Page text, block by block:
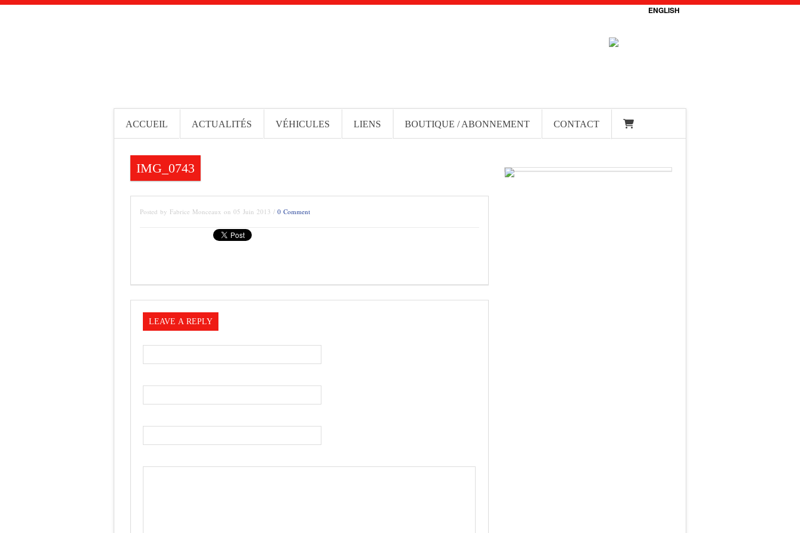
ENGLISH
ACCUEIL ACTUALITÉS VÉHICULES LIENS BOUTIQUE / ABONNEMENT CONTACT
IMG_0743
Posted by Fabrice Monceaux on 05 Juin 2013 / 0 Comment
LEAVE A REPLY